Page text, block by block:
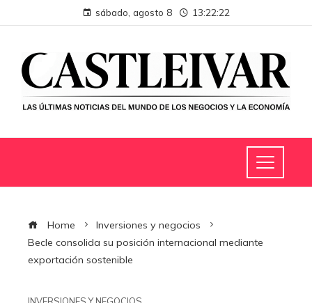
sábado, agosto 8 13:22:23
Home
Inversiones y negocios
Becle consolida su posición internacional mediante
exportación sostenible